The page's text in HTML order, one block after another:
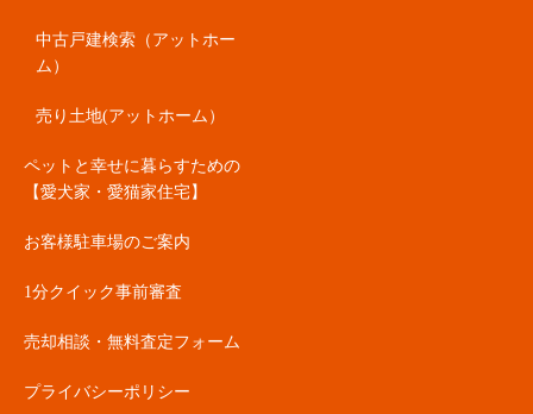
中古戸建検索（アットホー
ム）
売り土地(アットホーム）
ペットと幸せに暮らすための
【愛犬家・愛猫家住宅】
お客様駐車場のご案内
1分クイック事前審査
売却相談・無料査定フォーム
プライバシーポリシー